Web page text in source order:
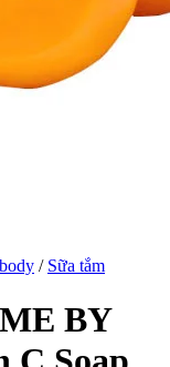
/ Sữa tắm
BY